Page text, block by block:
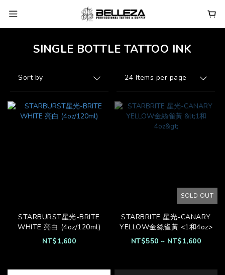
SINGLE BOTTLE TATTOO INK
Sort by 24 Items per page
STARBURST星光-BRITE
WHITE 亮白 (4oz/120ml)
NT$1,600
SOLD OUT
STARBRITE 星光-CANARY
YELLOW金絲雀黃 <1和4oz>
NT$550 ~ NT$1,600